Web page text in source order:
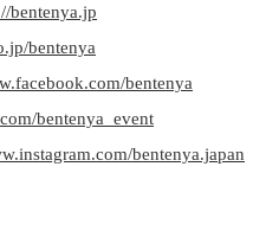
bentenya.jp
bentenya
bentenya
bentenya_event
bentenya.japan